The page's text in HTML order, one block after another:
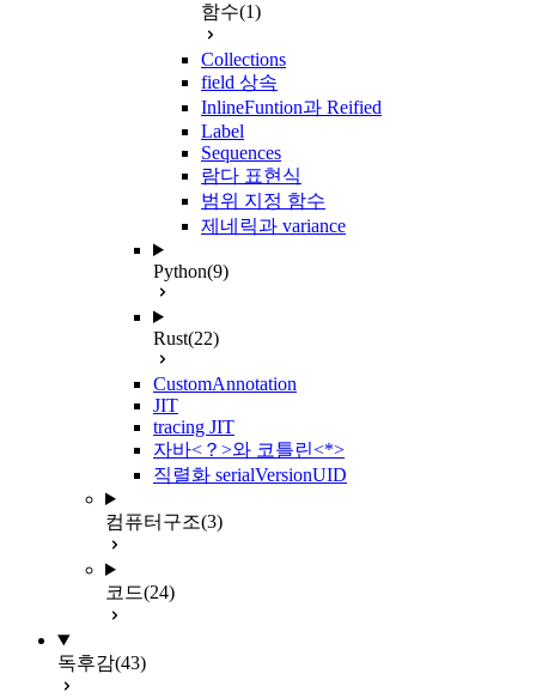
함수(1)
Collections
field 상속
InlineFuntion과 Reified
Label
Sequences
람다 표현식
범위 지정 함수
제네릭과 variance
Python(9)
Rust(22)
CustomAnnotation
JIT
tracing JIT
자바<？>와 코틀린<*>
직렬화 serialVersionUID
컴퓨터구조(3)
코드(24)
독후감(43)